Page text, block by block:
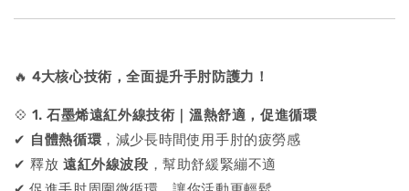
🔥4大核心技術，全面提升手肘防護力！
💠1. 石墨烯遠紅外線技術｜溫熱舒適，促進循環
✔ 自體熱循環 ，減少長時間使用手肘的疲勞感
✔ 釋放 遠紅外線波段 ，幫助舒緩緊繃不適